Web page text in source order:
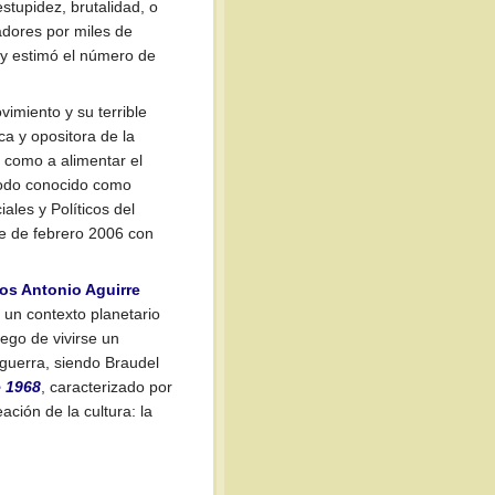
brutalidad, o
por miles de
estimó el número de
y su terrible
y opositora de la
a alimentar el
conocido como
y Políticos del
de febrero 2006 con
Antonio Aguirre
contexto planetario
de vivirse un
siendo Braudel
, caracterizado por
de la cultura: la